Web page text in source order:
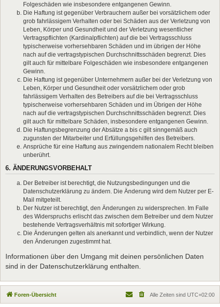
Folgeschäden wie insbesondere entgangenen Gewinn.
Die Haftung ist gegenüber Verbrauchern außer bei vorsätzlichem oder
grob fahrlässigem Verhalten oder bei Schäden aus der Verletzung von
Leben, Körper und Gesundheit und der Verletzung wesentlicher
Vertragspflichten (Kardinalpflichten) auf die bei Vertragsschluss
typischerweise vorhersehbaren Schäden und im übrigen der Höhe
nach auf die vertragstypischen Durchschnittsschäden begrenzt. Dies
gilt auch für mittelbare Folgeschäden wie insbesondere entgangenen
Gewinn.
Die Haftung ist gegenüber Unternehmern außer bei der Verletzung von
Leben, Körper und Gesundheit oder vorsätzlichem oder grob
fahrlässigem Verhalten des Betreibers auf die bei Vertragsschluss
typischerweise vorhersehbaren Schäden und im Übrigen der Höhe
nach auf die vertragstypischen Durchschnittsschäden begrenzt. Dies
gilt auch für mittelbare Schäden, insbesondere entgangenen Gewinn.
Die Haftungsbegrenzung der Absätze a bis c gilt sinngemäß auch
zugunsten der Mitarbeiter und Erfüllungsgehilfen des Betreibers.
Ansprüche für eine Haftung aus zwingendem nationalem Recht bleiben
unberührt.
6. ÄNDERUNGSVORBEHALT
Der Betreiber ist berechtigt, die Nutzungsbedingungen und die
Datenschutzerklärung zu ändern. Die Änderung wird dem Nutzer per E-
Mail mitgeteilt.
Der Nutzer ist berechtigt, den Änderungen zu widersprechen. Im Falle
des Widerspruchs erlischt das zwischen dem Betreiber und dem Nutzer
bestehende Vertragsverhältnis mit sofortiger Wirkung.
Die Änderungen gelten als anerkannt und verbindlich, wenn der Nutzer
den Änderungen zugestimmt hat.
Informationen über den Umgang mit deinen persönlichen Daten
sind in der Datenschutzerklärung enthalten.
Foren-Übersicht Alle Zeiten sind UTC+02:00